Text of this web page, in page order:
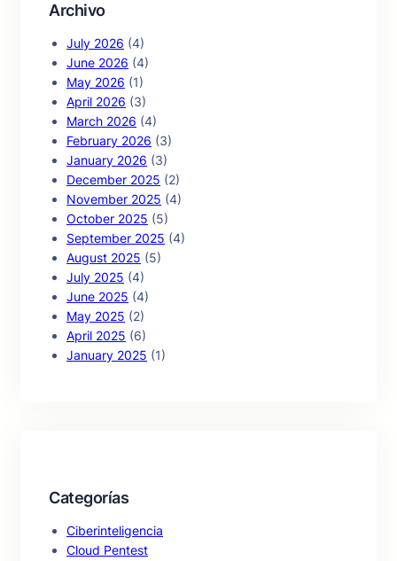
Archivo
July 2026 (4)
June 2026 (4)
May 2026 (1)
April 2026 (3)
March 2026 (4)
February 2026 (3)
January 2026 (3)
December 2025 (2)
November 2025 (4)
October 2025 (5)
September 2025 (4)
August 2025 (5)
July 2025 (4)
June 2025 (4)
May 2025 (2)
April 2025 (6)
January 2025 (1)
Categorías
Ciberinteligencia
Cloud Pentest